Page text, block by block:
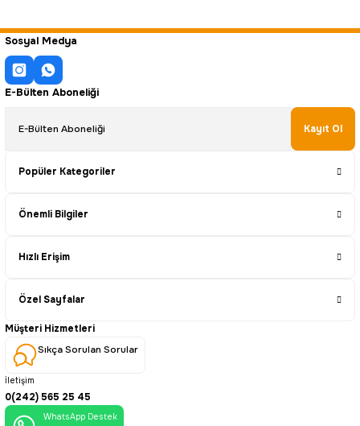
Sosyal Medya
E-Bülten Aboneliği
Kayıt Ol
Popüler Kategoriler
Önemli Bilgiler
Hızlı Erişim
Özel Sayfalar
Müşteri Hizmetleri
Sıkça Sorulan Sorular
İletişim
0(242) 565 25 45
WhatsApp Destek